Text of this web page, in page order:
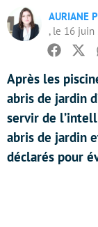
AURIANE
, le 16 juin
Facebook
Après les
abris de jardin
servir de
abris de jardin
déclarés pour